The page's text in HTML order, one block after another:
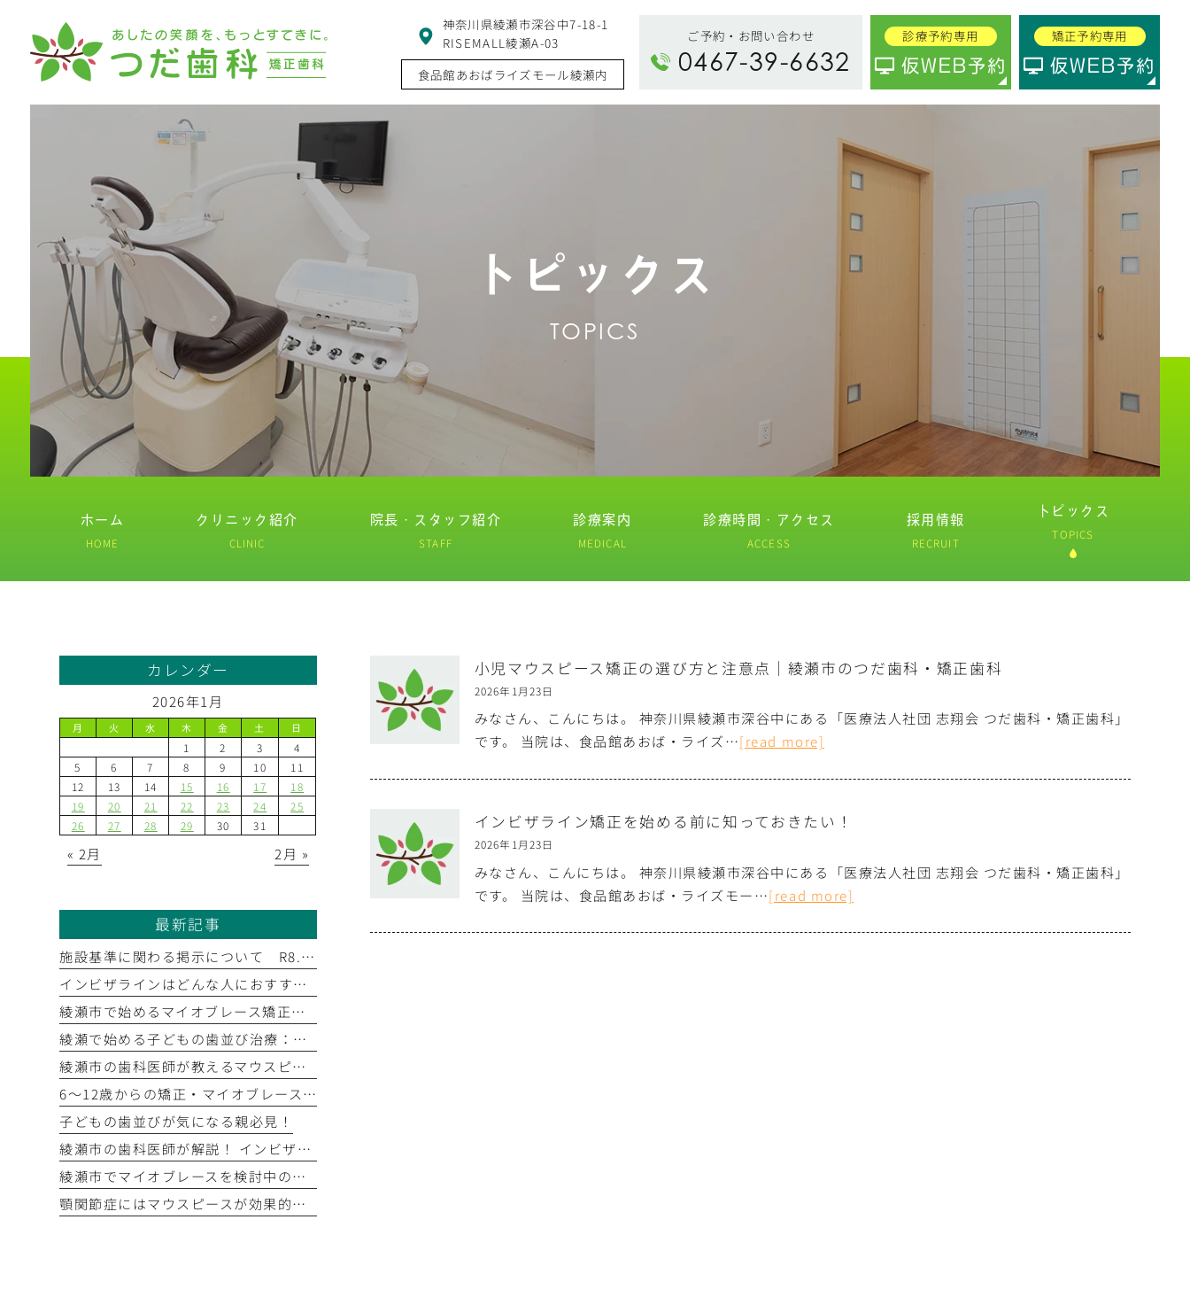
神奈川県綾瀬市深谷中7-18-1
RISEMALL綾瀬A-03
食品館あおばライズモール綾瀬内
ご予約・お問い合わせ
0467-39-6632
診療予約専用
仮WEB予約
矯正予約専用
仮WEB予約
トピックス
TOPICS
ホーム
HOME
クリニック紹介
CLINIC
院長・スタッフ紹介
STAFF
診療案内
MEDICAL
診療時間・アクセス
ACCESS
採用情報
RECRUIT
トピックス
TOPICS
小児マウスピース矯正の選び方と注意点｜綾瀬市のつだ歯科・矯正歯科
2026年1月23日
みなさん、こんにちは。 神奈川県綾瀬市深谷中にある「医療法人社団 志翔会 つだ歯科・矯正歯科」
です。 当院は、食品館あおば・ライズ…[read more]
インビザライン矯正を始める前に知っておきたい！
2026年1月23日
みなさん、こんにちは。 神奈川県綾瀬市深谷中にある「医療法人社団 志翔会 つだ歯科・矯正歯科」
です。 当院は、食品館あおば・ライズモー…[read more]
カレンダー
2026年1月
月 火 水 木 金 土 日
1 2 3
4
5
6 7 8 9 10
11
12
13 14 15 16 17
18
19
20 21 22 23 24
25
26
27 28 29 30 31
« 2月 2月 »
最新記事
施設基準に関わる掲示について R8.6.1
インビザラインはどんな人におすすめ？ 綾瀬市の歯科医師が教えるマウスピース矯正の全貌
綾瀬市で始めるマイオブレース矯正｜お子さまの未来の歯並びを守るために
綾瀬で始める子どもの歯並び治療：マウスピース矯正と小児矯正の全知識
綾瀬市の歯科医師が教えるマウスピース矯正のメカニズム
6〜12歳からの矯正・マイオブレース治療｜お子さまの成長を活かすマウスピース矯正
子どもの歯並びが気になる親必見！
綾瀬市の歯科医師が解説！ インビザライン矯正のメリットと治療を始めるまでのステップ
綾瀬市でマイオブレースを検討中の方へ｜つだ歯科矯正歯科の小児予防矯正ガイド
顎関節症にはマウスピースが効果的？適切な使用方法と注意点